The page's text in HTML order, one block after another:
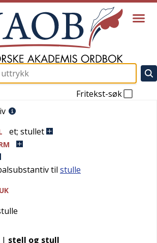
Fritekst-søk
et; stullet
til stulle
| stell og stull